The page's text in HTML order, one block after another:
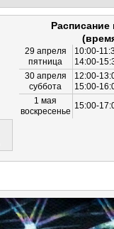
29 апреля
пятница
10:00-
14:00-
30 апреля
суббота
12:00-
15:00-
1 мая
воскресенье
15:00-